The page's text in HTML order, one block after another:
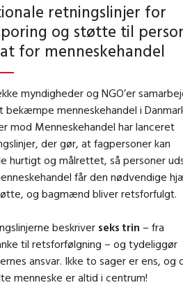
retningslinjer for
og støtte til
for menneskehandel
myndigheder og NGO’er
bekæmpe menneskehandel i
mod Menneskehandel har lanceret
der gør, at fagpersoner kan
hurtigt og målrettet, så personer
får den nødvendige
og bagmænd bliver retsforfulgt.
beskriver seks trin – fra
til retsforfølgning – og tydeliggør
ansvar. Ikke to sager er ens, og
menneske er altid i centrum!